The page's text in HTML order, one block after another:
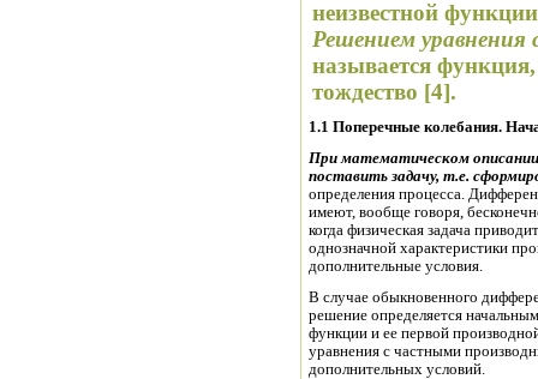
неизвестной
Решением уравнения
называется
тождество [4].
1.1 Поперечные колебания.
При математическом описании
поставить задачу, т.е.
определения процесса.
имеют, вообще говоря,
когда физическая задача
однозначной характеристики
дополнительные условия.
В случае обыкновенного
решение определяется
функции и ее первой
уравнения с частными
дополнительных условий.